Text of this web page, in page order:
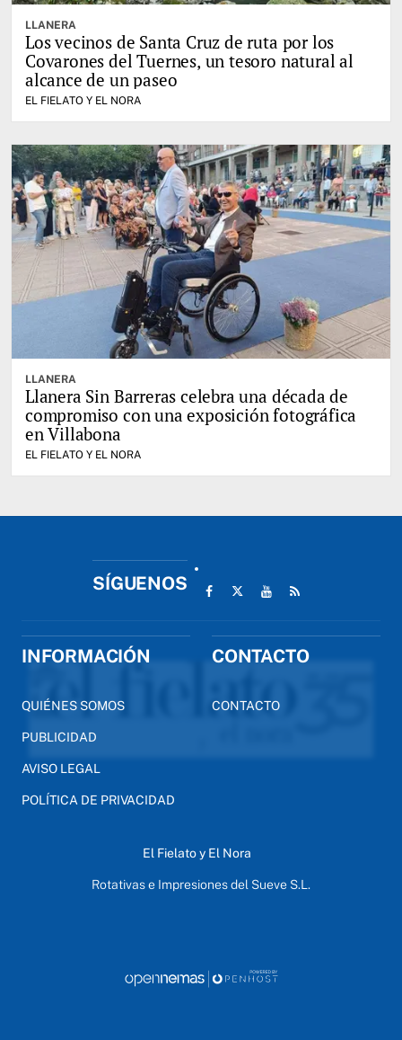
LLANERA
Los vecinos de Santa Cruz de ruta por los
Covarones del Tuernes, un tesoro natural al
alcance de un paseo
EL FIELATO Y EL NORA
LLANERA
Llanera Sin Barreras celebra una década de
compromiso con una exposición fotográfica
en Villabona
EL FIELATO Y EL NORA
SÍGUENOS
INFORMACIÓN
QUIÉNES SOMOS
PUBLICIDAD
AVISO LEGAL
POLÍTICA DE PRIVACIDAD
CONTACTO
CONTACTO
El Fielato y El Nora
Rotativas e Impresiones del Sueve S.L.